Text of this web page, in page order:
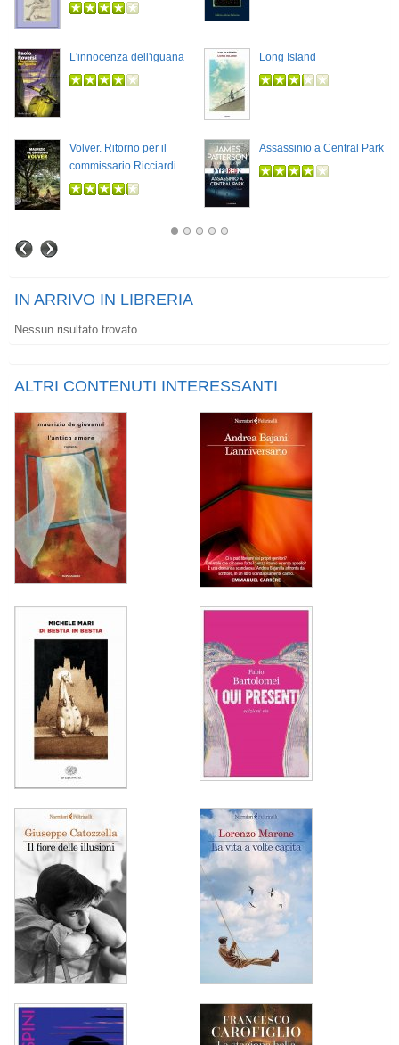
L'innocenza dell'iguana Long Island
Volver. Ritorno per il
commissario Ricciardi
Assassinio a Central Park
IN ARRIVO IN LIBRERIA
Nessun risultato trovato
ALTRI CONTENUTI INTERESSANTI